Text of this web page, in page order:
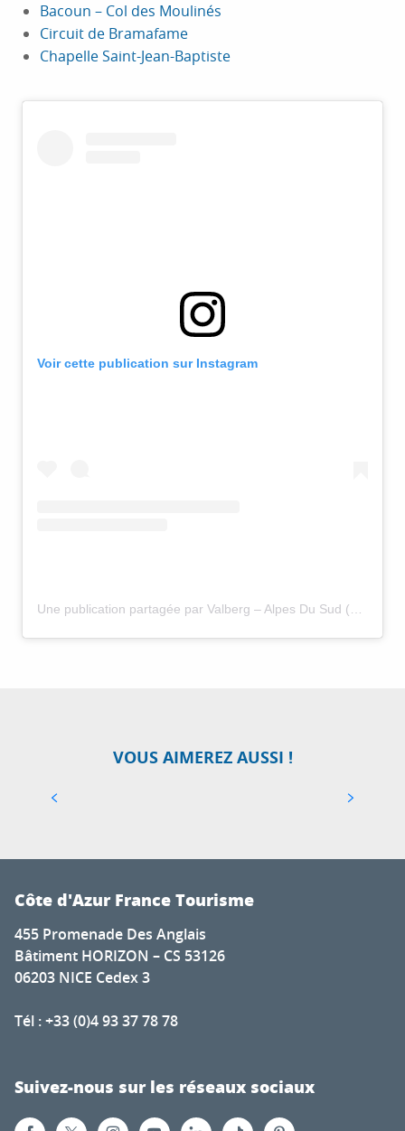
Bacoun – Col des Moulinés
Circuit de Bramafame
Chapelle Saint-Jean-Baptiste
Voir cette publication sur Instagram
VOUS AIMEREZ AUSSI !
de reliefs extrêmement variés. Hameaux, lacs,
merveilles azuréennes à découvrir au long...
Côte d'Azur France Tourisme
455 Promenade Des Anglais
Bâtiment HORIZON – CS 53126
06203 NICE Cedex 3
Tél : +33 (0)4 93 37 78 78
Suivez-nous sur les réseaux sociaux